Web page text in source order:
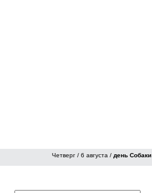
Четверг / 6 августа / день Собаки